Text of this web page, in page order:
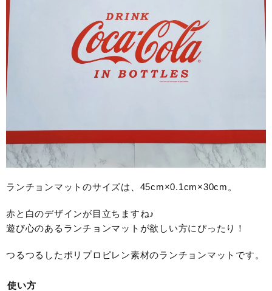
ランチョンマットのサイズは、45cm×0.1cm×30cm。
赤と白のデザインが目立ちますね♪
遊び心のあるランチョンマットが欲しい方にぴったり！
つるつるしたポリプロピレン素材のランチョンマットです。
使い方